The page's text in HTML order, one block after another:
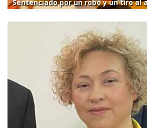
Sentenciado por un robo y un tiro al